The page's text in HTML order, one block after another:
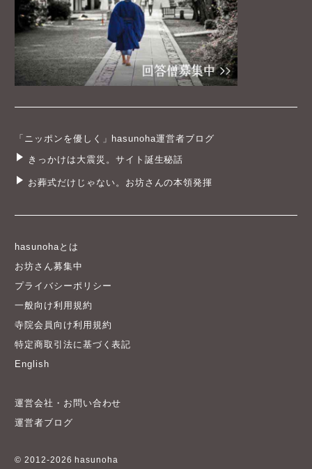
「ニッポンを優しく」hasunoha運営者ブログ
きっかけは大震災。サイト誕生秘話
お葬式だけじゃない。お坊さんの本領発揮
hasunohaとは
お坊さん募集中
プライバシーポリシー
一般向け利用規約
寺院会員向け利用規約
特定商取引法に基づく表記
English
運営会社・お問い合わせ
運営者ブログ
© 2012-2026 hasunoha